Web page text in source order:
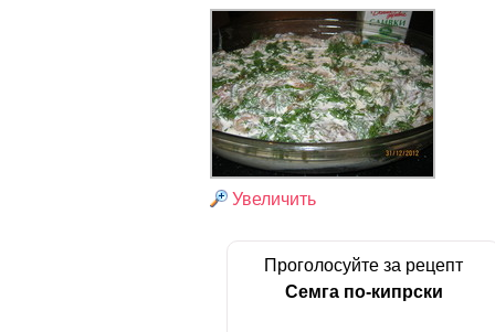
Увеличить
Проголосуйте за рецепт
Семга по-кипрски